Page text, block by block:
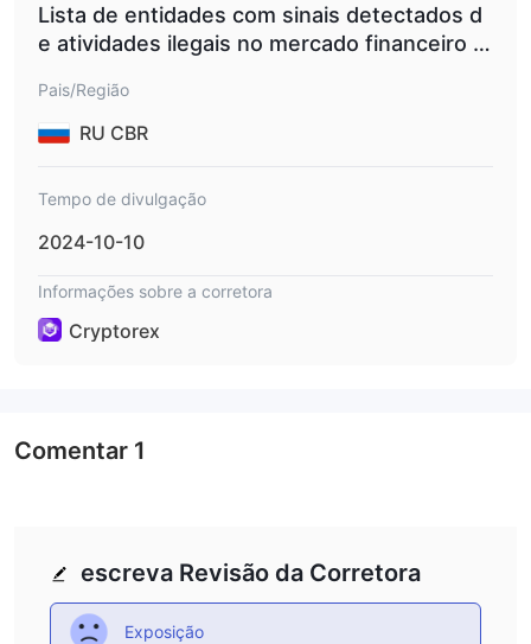
Lista de entidades com sinais detectados d
e atividades ilegais no mercado financeiro C
Pais/Região
RU CBR
Tempo de divulgação
2024-10-10
Informações sobre a corretora
Cryptorex
escreva Revisão da Corretora
Exposição
Comentar 1